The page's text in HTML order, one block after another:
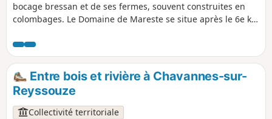
bocage bressan et de ses fermes, souvent construites en
colombages. Le Domaine de Mareste se situe après le 6e km
empruntant ce parcours vous pouvez admirer le bâti
bressan, notamment le domaine de Mareste, un ensemble
dont la partie la plus ancienne remonterait aux XIe ou XIIe
siècle. Ancien pavillon de chasse et dépendances du
Château de Mareste construit par les chevaliers de l'ordre
hospitalier de Saint-Jean de Jérusalem. Domaine privé !
Entre bois et rivière à Chavannes-sur-
Reyssouze
Collectivité territoriale